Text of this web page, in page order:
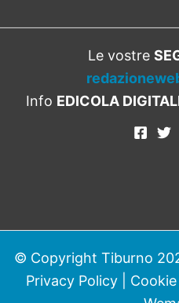
Le vostre
Info EDICOLA
© Copyright Tiburno
Privacy Policy|